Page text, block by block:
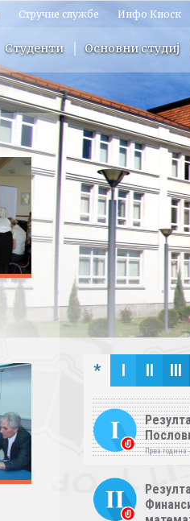
Стручне службе Инфо Киоск
Студенти Основни студиј
* I II III
Прва година